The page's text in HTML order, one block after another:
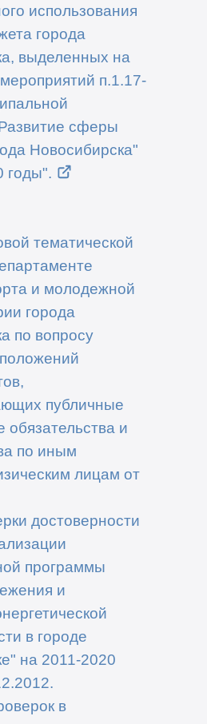
использования
города
выделенных на
п.1.17-
сферы
Новосибирска"
годы".
тематической
и молодежной
города
по вопросу
публичные
и
по иным
лицам от
достоверности
программы
и
в городе
на 2011-2020
в